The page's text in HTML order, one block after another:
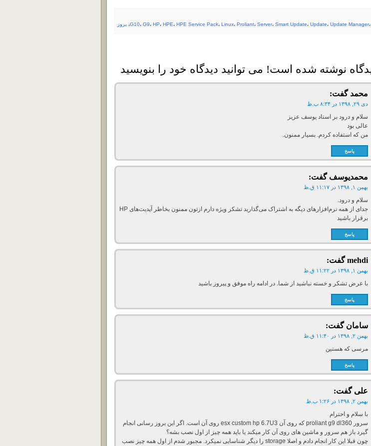
G10، G9، HP، HPE، HPE Service Pack، Linux، Proliant، Server، Smart Update، Update، Update Manager، ، بروز
محمد گفت:
دی ۲۹, ۱۳۹۸ در ۸:۳۴ ب.ظ
سلام و درود بر استاد یوسف عزیز
عالی بود
من که استفاده کردم. بسیار ممنون.
پاسخ
محمدیوسف گفت:
بهمن ۱, ۱۳۹۸ در ۱۱:۱۷ ق.ظ
سلام و درود.
جدای از همه نرم‌افزارهای دیگه به اشتراک می‌گذارید تشکر ویژه دارم ازتون ممنون بخاطر آپدیت‌های HP
برقرار باشید
پاسخ
mehdi گفت:
بهمن ۱, ۱۳۹۸ در ۱۱:۲۲ ق.ظ
با عرض تشکر و خسته نباشید از شما. در ادامه راه موفق و پیروز باشید
پاسخ
سامان گفت:
بهمن ۲, ۱۳۹۸ در ۱۱:۴۰ ق.ظ
مرسی که هستین
پاسخ
علی گفت:
بهمن ۲, ۱۳۹۸ در ۱:۲۶ ب.ظ
با سلام و احترام
سرور proliant g9 dl360 که روی آن esx custom hp 6.7U3 روی آن است. اگر این بروز رسانی انجام
گیرد باز هم سرور و ماشین های روی آن کار میکند یا باید همه چیز از اول نصب بشه؟
چون قبلا این کار انجام دادم و اصلا storage را دیگر شناسایی نمیکرد. مجبور شدم از اول همه چیز نصب